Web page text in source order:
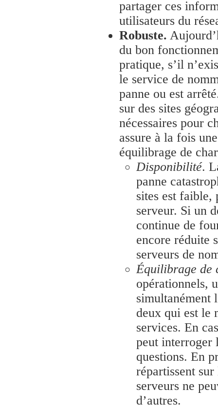
partager ces
utilisateurs du
Robuste.
du bon
pratique, s’il
le service de
panne ou est
sur des sites
nécessaires pour
assure à la fois
équilibrage de
Disponibilité.
panne
sites est faible,
serveur. Si un
continue de
encore réduite
serveurs de
Équilibrage de
opérationnels,
simultanément
deux qui est le
services. En
peut interroger
questions. En
répartissent
serveurs ne
d’autres.